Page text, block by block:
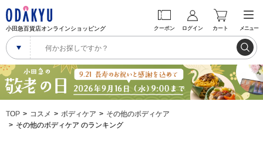
小田急百貨店オンラインショッピング クーポン ログイン カート メニュー
TOP コスメ ボディケア
その他のボディケア
その他のボディケア のランキング